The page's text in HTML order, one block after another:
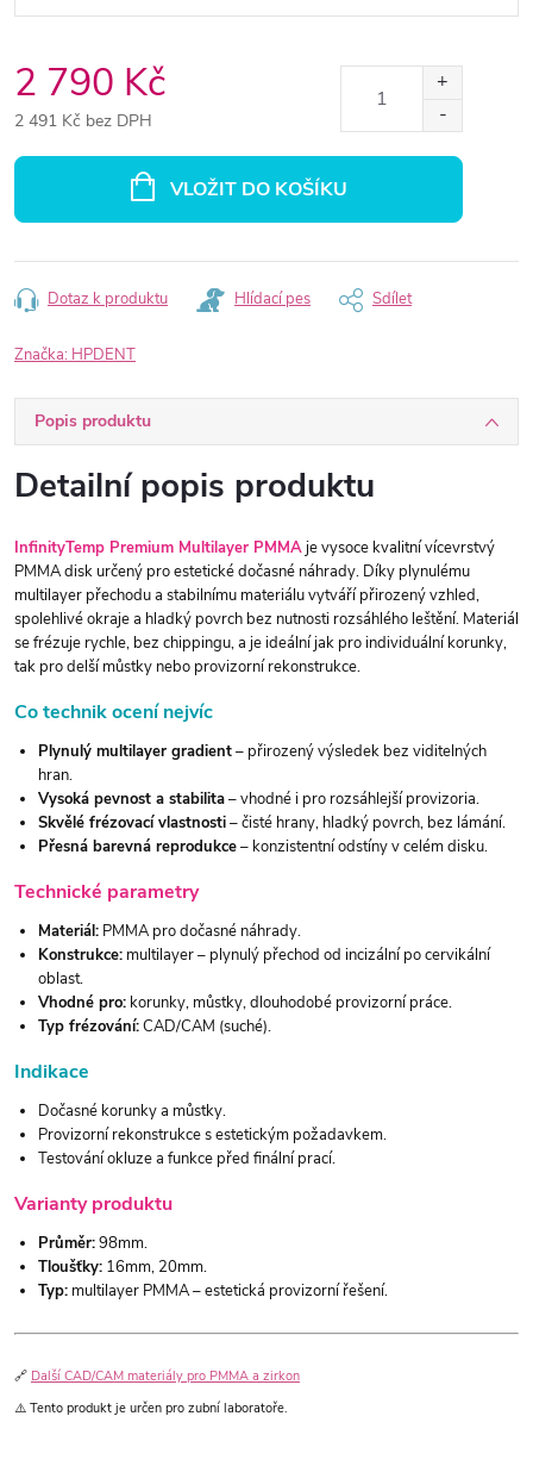
2 790 Kč
2 491 Kč bez DPH
VLOŽIT DO KOŠÍKU
Dotaz k produktu Hlídací pes Sdílet
Značka: HPDENT
Popis produktu
Detailní popis produktu
InfinityTemp Premium Multilayer PMMAje vysoce kvalitní vícevrstvý
PMMA disk určený pro estetické dočasné náhrady. Díky plynulému
multilayer přechodu a stabilnímu materiálu vytváří přirozený vzhled,
spolehlivé okraje a hladký povrch bez nutnosti rozsáhlého leštění. Materiál
se frézuje rychle, bez chippingu, a je ideální jak pro individuální korunky,
tak pro delší můstky nebo provizorní rekonstrukce.
Co technik ocení nejvíc
Plynulý multilayer gradient– přirozený výsledek bez viditelných
hran.
Vysoká pevnost a stabilita– vhodné i pro rozsáhlejší provizoria.
Skvělé frézovací vlastnosti– čisté hrany, hladký povrch, bez lámání.
Přesná barevná reprodukce– konzistentní odstíny v celém disku.
Technické parametry
Materiál: PMMA pro dočasné náhrady.
Konstrukce: multilayer – plynulý přechod od incizální po cervikální
oblast.
Vhodné pro: korunky, můstky, dlouhodobé provizorní práce.
Typ frézování:CAD/CAM (suché).
Indikace
Dočasné korunky a můstky.
Provizorní rekonstrukce s estetickým požadavkem.
Testování okluze a funkce před finální prací.
Varianty produktu
Průměr:98mm.
Tloušťky: 16mm, 20mm.
Typ: multilayer PMMA – estetická provizorní řešení.
🔗 Další CAD/CAM materiály pro PMMA a zirkon
⚠️ Tento produkt je určen pro zubní laboratoře.